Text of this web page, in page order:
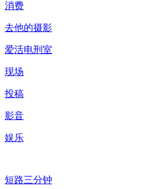
消费
去他的摄影
爱活电刑室
现场
投稿
影音
娱乐
短路三分钟